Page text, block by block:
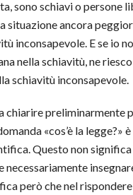
sono schiavi o persone
situazione ancora
inconsapevole. E se io
nella schiavitù, ne
schiavitù inconsapevole.
chiarire preliminarmente
«cos’è la legge?»
Questo non
però che nel